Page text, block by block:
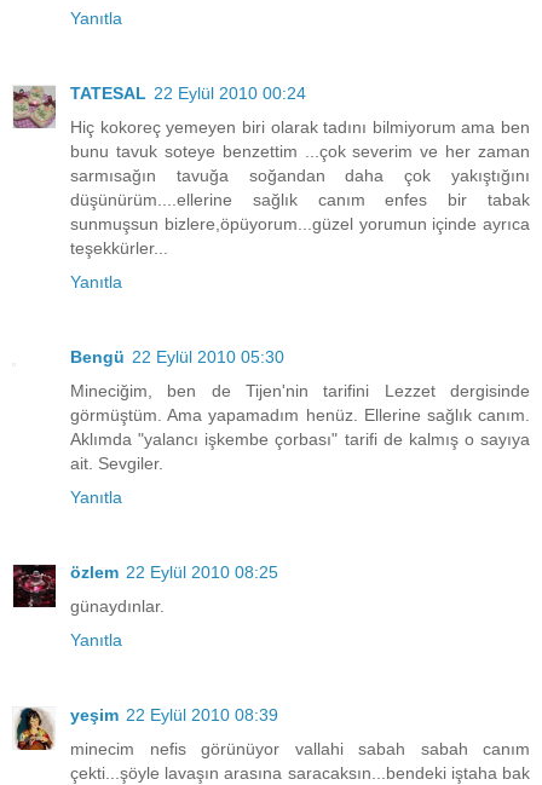
Yanıtla
TATESAL 22 Eylül 2010 00:24
Hiç kokoreç yemeyen biri olarak tadını bilmiyorum ama ben
bunu tavuk soteye benzettim ...çok severim ve her zaman
sarmısağın tavuğa soğandan daha çok yakıştığını
düşünürüm....ellerine sağlık canım enfes bir tabak
sunmuşsun bizlere,öpüyorum...güzel yorumun içinde ayrıca
teşekkürler...
Yanıtla
Bengü 22 Eylül 2010 05:30
Mineciğim, ben de Tijen'nin tarifini Lezzet dergisinde
görmüştüm. Ama yapamadım henüz. Ellerine sağlık canım.
Aklımda "yalancı işkembe çorbası" tarifi de kalmış o sayıya
ait. Sevgiler.
Yanıtla
özlem 22 Eylül 2010 08:25
günaydınlar.
Yanıtla
yeşim 22 Eylül 2010 08:39
minecim nefis görünüyor vallahi sabah sabah canım
çekti...şöyle lavaşın arasına saracaksın...bendeki iştaha bak